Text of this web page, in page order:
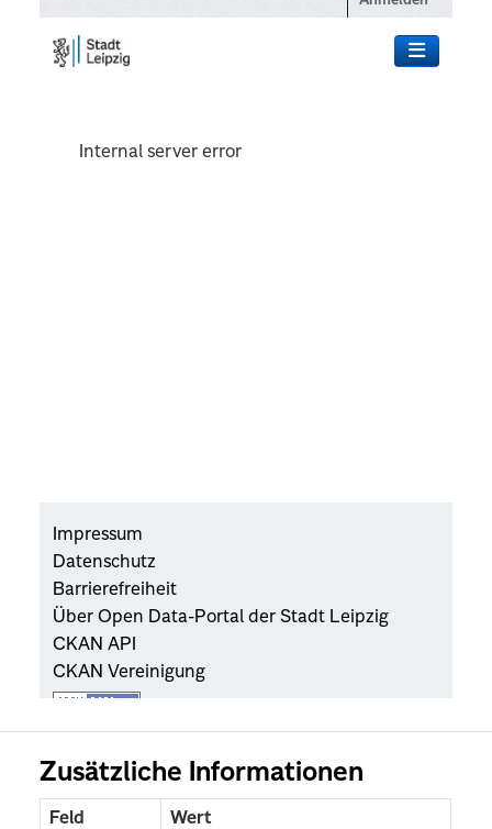
Zusätzliche Informationen
Feld Wert